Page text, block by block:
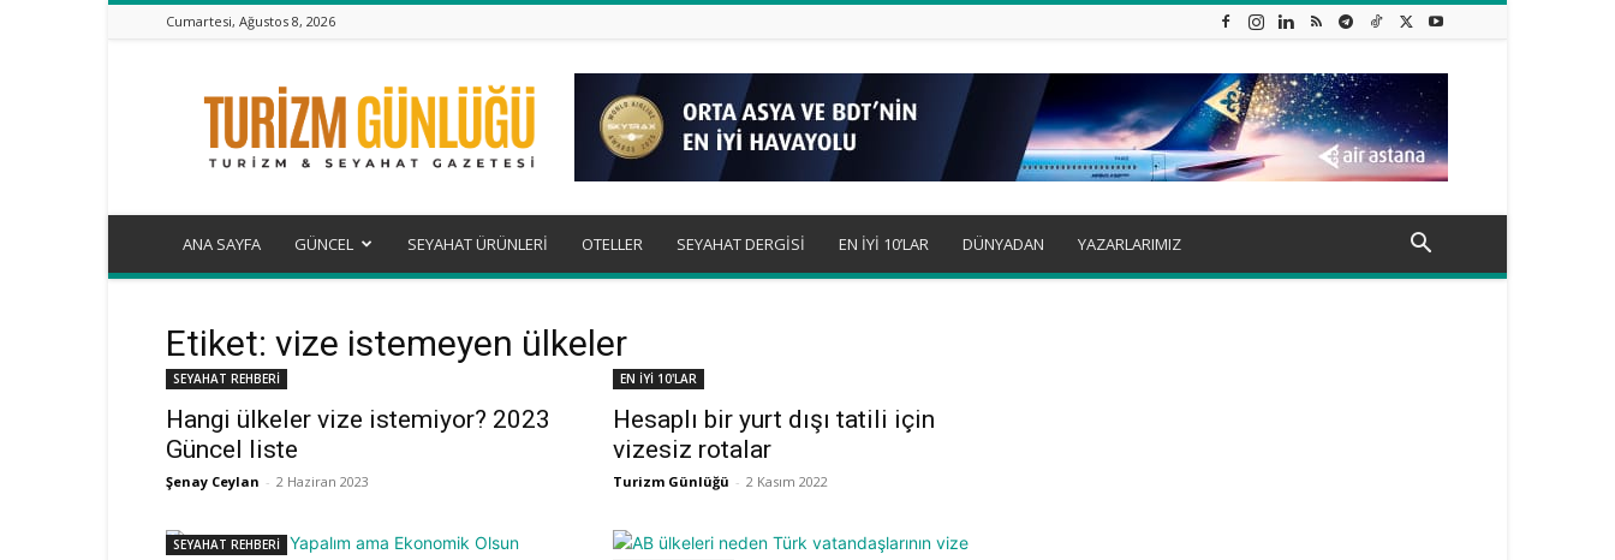
Cumartesi, Ağustos 8, 2026
Turizm
Günlüğü
ANA SAYFA GÜNCEL SEYAHAT ÜRÜNLERİ OTELLER SEYAHAT DERGİSİ EN İYİ 10’LAR DÜNYADAN YAZARLARIMIZ
Etiket: vize istemeyen ülkeler
SEYAHAT REHBERİ
Hangi ülkeler vize istemiyor? 2023
Güncel liste
Şenay Ceylan - 2 Haziran 2023
EN İYİ 10'LAR
Hesaplı bir yurt dışı tatili için
vizesiz rotalar
Turizm Günlüğü - 2 Kasım 2022
SEYAHAT REHBERİ